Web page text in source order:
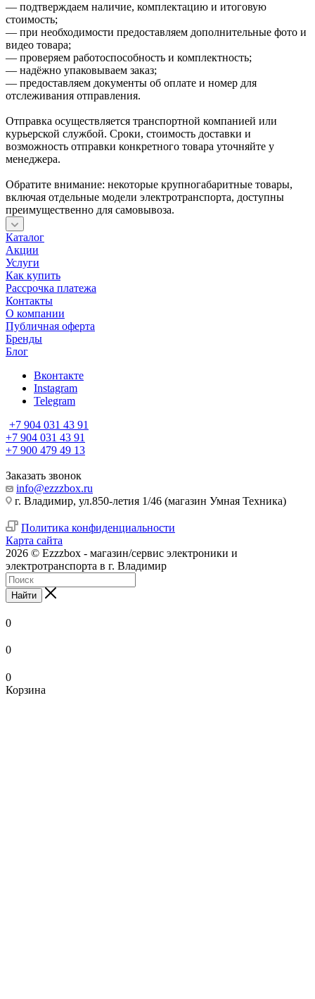
— подтверждаем наличие, комплектацию и итоговую
стоимость;
— при необходимости предоставляем дополнительные фото и
видео товара;
— проверяем работоспособность и комплектность;
— надёжно упаковываем заказ;
— предоставляем документы об оплате и номер для
отслеживания отправления.
Отправка осуществляется транспортной компанией или
курьерской службой. Сроки, стоимость доставки и
возможность отправки конкретного товара уточняйте у
менеджера.
Обратите внимание: некоторые крупногабаритные товары,
включая отдельные модели электротранспорта, доступны
преимущественно для самовывоза.
Каталог
Акции
Услуги
Как купить
Рассрочка платежа
Контакты
О компании
Публичная оферта
Бренды
Блог
Вконтакте
Instagram
Telegram
+7 904 031 43 91
+7 904 031 43 91
+7 900 479 49 13
Заказать звонок
info@ezzzbox.ru
г. Владимир, ул.850-летия 1/46 (магазин Умная Техника)
Политика конфиденциальности
Карта сайта
2026 © Ezzzbox - магазин/сервис электроники и
электротранспорта в г. Владимир
Найти
0
0
0
Корзина